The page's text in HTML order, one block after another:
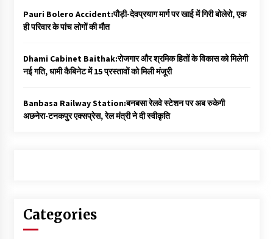
Pauri Bolero Accident:पौड़ी-देवप्रयाग मार्ग पर खाई में गिरी बोलेरो, एक
ही परिवार के पांच लोगों की मौत
Dhami Cabinet Baithak:रोजगार और श्रमिक हितों के विकास को मिलेगी
नई गति, धामी कैबिनेट में 15 प्रस्तावों को मिली मंजूरी
Banbasa Railway Station:बनबसा रेलवे स्टेशन पर अब रुकेगी
अछनेरा-टनकपुर एक्सप्रेस, रेल मंत्री ने दी स्वीकृति
Categories